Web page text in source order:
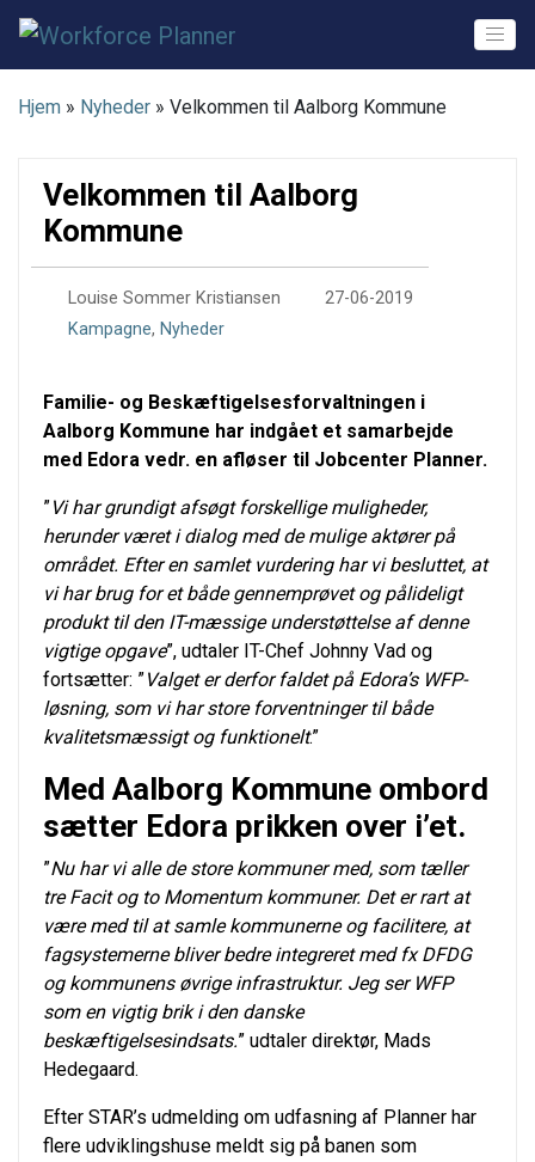
Skip
content
Hjem » Nyheder » Velkommen til Aalborg Kommune
Velkommen til Aalborg
Kommune
Louise Sommer Kristiansen
27-06-2019
Kampagne, Nyheder
Familie- og Beskæftigelsesforvaltningen i
Aalborg Kommune har indgået et samarbejde
med Edora vedr. en afløser til Jobcenter Planner.
”Vi har grundigt afsøgt forskellige muligheder,
herunder været i dialog med de mulige aktører på
området. Efter en samlet vurdering har vi besluttet, at
vi har brug for et både gennemprøvet og pålideligt
produkt til den IT-mæssige understøttelse af denne
vigtige opgave”, udtaler IT-Chef Johnny Vad og
fortsætter: ”Valget er derfor faldet på Edora’s WFP-
løsning, som vi har store forventninger til både
kvalitetsmæssigt og funktionelt.”
Med Aalborg Kommune ombord
sætter Edora prikken over i’et.
”Nu har vi alle de store kommuner med, som tæller
tre Facit og to Momentum kommuner. Det er rart at
være med til at samle kommunerne og facilitere, at
fagsystemerne bliver bedre integreret med fx DFDG
og kommunens øvrige infrastruktur. Jeg ser WFP
som en vigtig brik i den danske
beskæftigelsesindsats.” udtaler direktør, Mads
Hedegaard.
Efter STAR’s udmelding om udfasning af Planner har
flere udviklingshuse meldt sig på banen som